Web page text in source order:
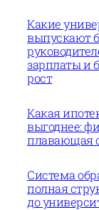
Какие
выпускают
зарплаты и
рост
Какая
выгоднее:
плавающая
Система
полная
до